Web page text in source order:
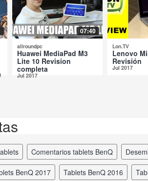
07:40
allroundpc
Huawei MediaPad M3
Lite 10 Revision
completa
Jul 2017
Lon.TV
Lenovo
Revisión
Jul 2017
comentarios tablets BenQ
BenQ 2017 tablets BenQ 2016